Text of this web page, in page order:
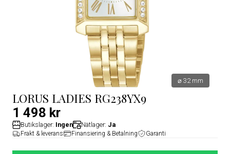
⌀ 32 mm
LORUS LADIES RG238YX9
1 498 kr
Butikslager: Ingen Nätlager: Ja
Frakt & leverans Finansiering & Betalning Garanti